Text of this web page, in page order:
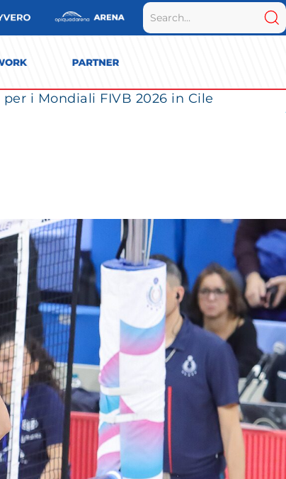
i Mondiali FIVB 2026 in Cile